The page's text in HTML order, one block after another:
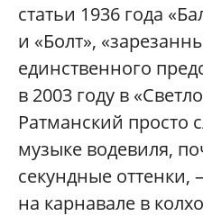
статьи 1936 года
и «Болт»,
единственного
в 2003 году в
Ратманский просто
музыке водевиля,
секундные
на карнавале в